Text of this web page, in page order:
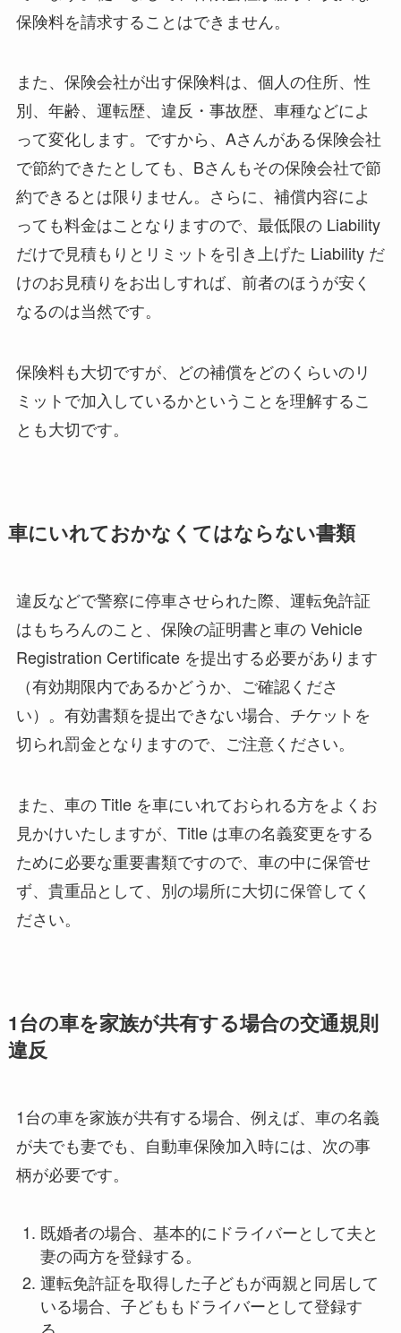
保険料を請求することはできません。
また、保険会社が出す保険料は、個人の住所、性
別、年齢、運転歴、違反・事故歴、車種などによ
って変化します。ですから、Aさんがある保険会社
で節約できたとしても、Bさんもその保険会社で節
約できるとは限りません。さらに、補償内容によ
っても料金はことなりますので、最低限の Liability
だけで見積もりとリミットを引き上げた Liability だ
けのお見積りをお出しすれば、前者のほうが安く
なるのは当然です。
保険料も大切ですが、どの補償をどのくらいのリ
ミットで加入しているかということを理解するこ
とも大切です。
車にいれておかなくてはならない書類
違反などで警察に停車させられた際、運転免許証
はもちろんのこと、保険の証明書と車の Vehicle
Registration Certificate を提出する必要があります
（有効期限内であるかどうか、ご確認くださ
い）。有効書類を提出できない場合、チケットを
切られ罰金となりますので、ご注意ください。
また、車の Title を車にいれておられる方をよくお
見かけいたしますが、Title は車の名義変更をする
ために必要な重要書類ですので、車の中に保管せ
ず、貴重品として、別の場所に大切に保管してく
ださい。
1台の車を家族が共有する場合の交通規則
違反
1台の車を家族が共有する場合、例えば、車の名義
が夫でも妻でも、自動車保険加入時には、次の事
柄が必要です。
既婚者の場合、基本的にドライバーとして夫と
妻の両方を登録する。
運転免許証を取得した子どもが両親と同居して
いる場合、子どももドライバーとして登録す